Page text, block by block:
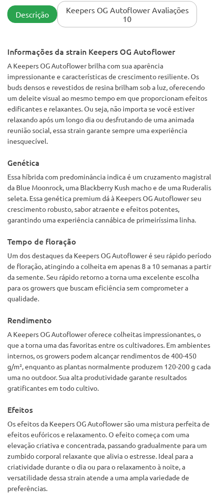
Descrição
Keepers OG Autoflower Avaliações
10
Informações da strain Keepers OG Autoflower
A Keepers OG Autoflower brilha com sua aparência
impressionante e características de crescimento resiliente. Os
buds densos e revestidos de resina brilham sob a luz, oferecendo
um deleite visual ao mesmo tempo em que proporcionam efeitos
edificantes e relaxantes. Ou seja, não importa se você estiver
relaxando após um longo dia ou desfrutando de uma animada
reunião social, essa strain garante sempre uma experiência
inesquecível.
Genética
Essa híbrida com predominância indica é um cruzamento magistral
da Blue Moonrock, uma Blackberry Kush macho e de uma Ruderalis
seleta. Essa genética premium dá à Keepers OG Autoflower seu
crescimento robusto, sabor atraente e efeitos potentes,
garantindo uma experiência cannábica de primeiríssima linha.
Tempo de floração
Um dos destaques da Keepers OG Autoflower é seu rápido período
de floração, atingindo a colheita em apenas 8 a 10 semanas a partir
da semente. Seu rápido retorno a torna uma excelente escolha
para os growers que buscam eficiência sem comprometer a
qualidade.
Rendimento
A Keepers OG Autoflower oferece colheitas impressionantes, o
que a torna uma das favoritas entre os cultivadores. Em ambientes
internos, os growers podem alcançar rendimentos de 400-450
g/m², enquanto as plantas normalmente produzem 120-200 g cada
uma no outdoor. Sua alta produtividade garante resultados
gratificantes em todo cultivo.
Efeitos
Os efeitos da Keepers OG Autoflower são uma mistura perfeita de
efeitos eufóricos e relaxamento. O efeito começa com uma
elevação criativa e concentrada, passando gradualmente para um
zumbido corporal relaxante que alivia o estresse. Ideal para a
criatividade durante o dia ou para o relaxamento à noite, a
versatilidade dessa strain atende a uma ampla variedade de
preferências.